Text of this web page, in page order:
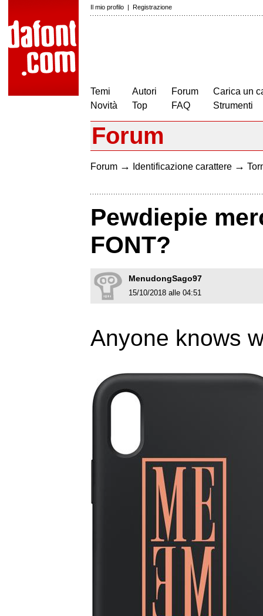
Il mio profilo | Registrazione
Temi
Novità
Autori
Top
Forum
FAQ
Carica un
Strumenti
Forum
Forum → Identificazione carattere →
Pewdiepie
FONT?
MenudongSago97
15/10/2018 alle 04:51
Anyone knows